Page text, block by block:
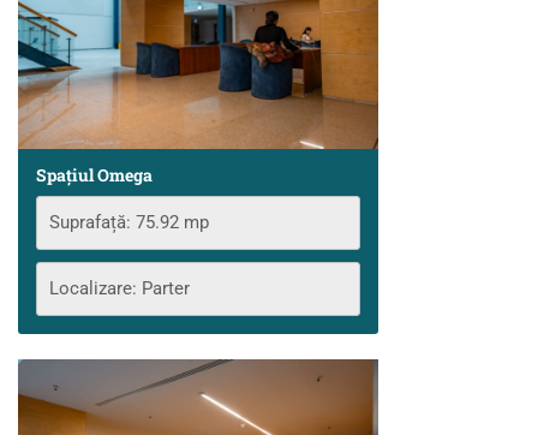
Spațiul Omega
Suprafață: 75.92 mp
Localizare: Parter